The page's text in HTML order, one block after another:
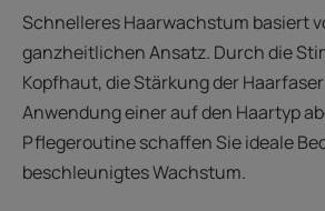
Schnelleres Haarwachstum basiert
ganzheitlichen Ansatz. Durch die
Kopfhaut, die Stärkung der
Anwendung einer auf den Haartyp
Pflegeroutine schaffen Sie ideale
beschleunigtes Wachstum.